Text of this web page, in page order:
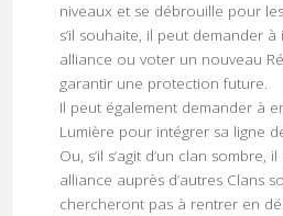
niveaux et se débrouille pour
s’il souhaite, il peut demander
alliance ou voter un nouveau
garantir une protection future.
Il peut également demander à
Lumière pour intégrer sa ligne
Ou, s’il s’agit d’un clan sombre,
alliance auprès d’autres Clans
chercheront pas à rentrer en